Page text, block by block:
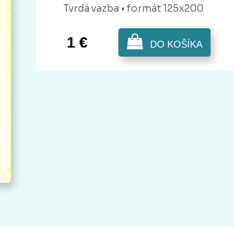
Tvrdá väzba • formát 125x200
1 € DO KOŠÍKA